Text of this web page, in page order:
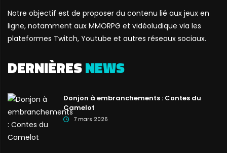
Notre objectif est de proposer du contenu lié aux jeux en
ligne, notamment aux MMORPG et vidéoludique via les
plateformes Twitch, Youtube et autres réseaux sociaux.
DERNIÈRESNEWS
Donjon à embranchements : Contes du
Camelot
7 mars 2026